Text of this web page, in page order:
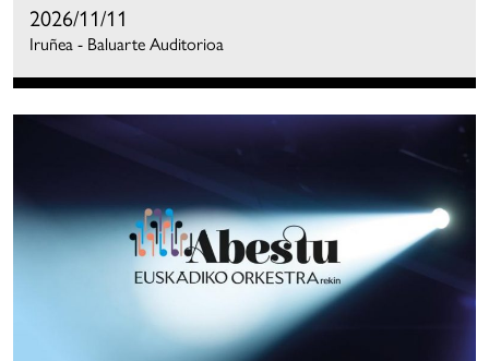
2026/11/11
Iruñea - Baluarte Auditorioa